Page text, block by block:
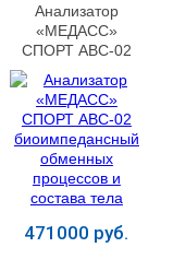
Анализатор
«МЕДАСС»
СПОРТ АВС-02
биоимпедансный
обменных
процессов и
состава тела
471000 руб.